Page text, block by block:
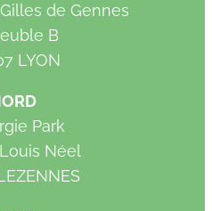
de Gennes
B
LYON
Park
Néel